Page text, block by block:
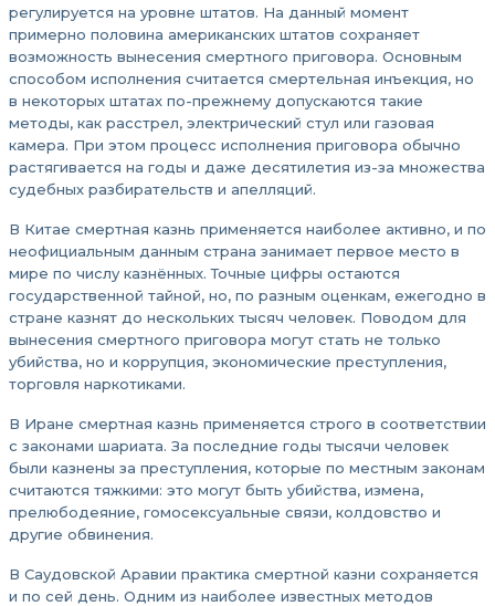
регулируется на уровне штатов. На данный момент
примерно половина американских штатов сохраняет
возможность вынесения смертного приговора. Основным
способом исполнения считается смертельная инъекция, но
в некоторых штатах по-прежнему допускаются такие
методы, как расстрел, электрический стул или газовая
камера. При этом процесс исполнения приговора обычно
растягивается на годы и даже десятилетия из-за множества
судебных разбирательств и апелляций.
В Китае смертная казнь применяется наиболее активно, и по
неофициальным данным страна занимает первое место в
мире по числу казнённых. Точные цифры остаются
государственной тайной, но, по разным оценкам, ежегодно в
стране казнят до нескольких тысяч человек. Поводом для
вынесения смертного приговора могут стать не только
убийства, но и коррупция, экономические преступления,
торговля наркотиками.
В Иране смертная казнь применяется строго в соответствии
с законами шариата. За последние годы тысячи человек
были казнены за преступления, которые по местным законам
считаются тяжкими: это могут быть убийства, измена,
прелюбодеяние, гомосексуальные связи, колдовство и
другие обвинения.
В Саудовской Аравии практика смертной казни сохраняется
и по сей день. Одним из наиболее известных методов